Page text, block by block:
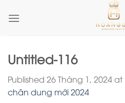
Untitled-116
Published 26 Tháng 1, 2024at
chân dung mới 2024